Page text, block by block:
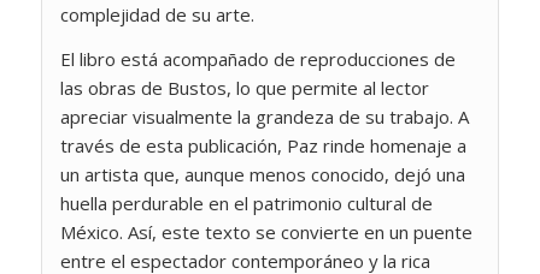
complejidad de su arte.
El libro está acompañado de reproducciones de
las obras de Bustos, lo que permite al lector
apreciar visualmente la grandeza de su trabajo. A
través de esta publicación, Paz rinde homenaje a
un artista que, aunque menos conocido, dejó una
huella perdurable en el patrimonio cultural de
México. Así, este texto se convierte en un puente
entre el espectador contemporáneo y la rica